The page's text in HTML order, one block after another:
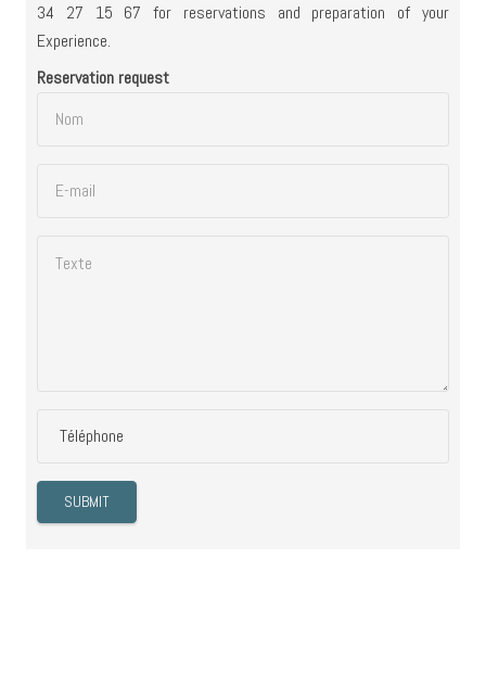
34 27 15 67 for reservations and preparation of your
Experience.
Reservation request
Téléphone
SUBMIT